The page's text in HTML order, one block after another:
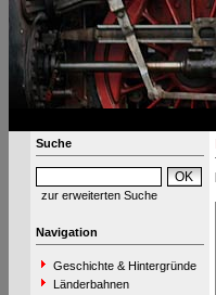
Suche
zur erweiterten Suche
Navigation
Geschichte & Hintergründe
Länderbahnen